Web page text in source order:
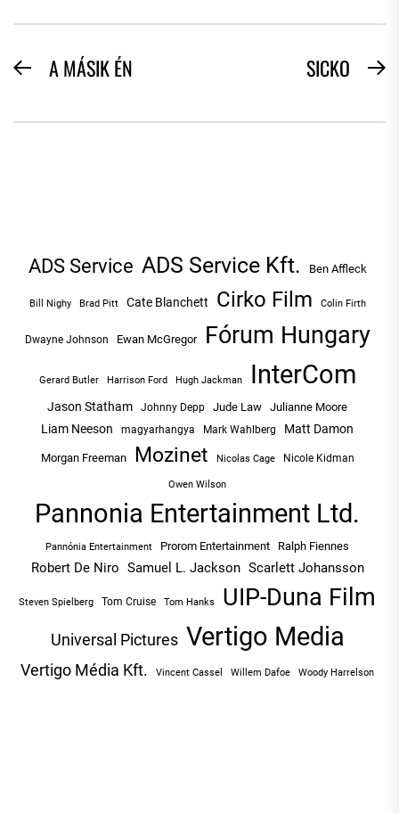
BEJEGYZÉS
PreviousA MÁSIK ÉN SICKO
ADS Service ADS Service Kft. Ben Affleck
Bill Nighy Brad Pitt Cate Blanchett Cirko Film Colin Firth
Dwayne Johnson Ewan McGregor Fórum Hungary
Gerard Butler Harrison Ford Hugh Jackman InterCom
Jason Statham Johnny Depp Jude Law Julianne Moore
Liam Neeson magyarhangya Mark Wahlberg Matt Damon
Morgan Freeman Mozinet Nicolas Cage Nicole Kidman
Owen Wilson
Pannonia Entertainment Ltd.
Pannónia Entertainment Prorom Entertainment Ralph Fiennes
Robert De Niro Samuel L. Jackson Scarlett Johansson
Steven Spielberg Tom Cruise Tom Hanks UIP-Duna Film
Universal Pictures Vertigo Media
Vertigo Média Kft. Vincent Cassel Willem Dafoe Woody Harrelson